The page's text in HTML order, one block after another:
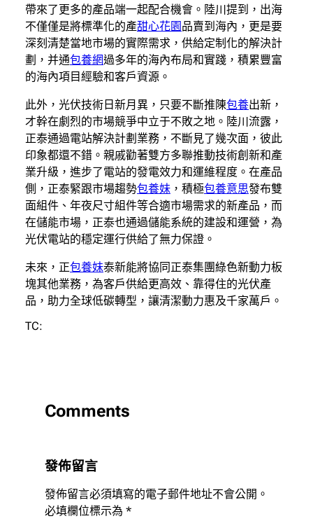
帶來了更多的產品端一起配合機會。陸川提到，出海
不僅僅是將標準化的產甜心花園品賣到海內，更是要
深刻清楚當地市場的實際需求，供給定制化的解決計
劃，并通包養網過多年的海內布局和實踐，積累豐富
的海內項目經驗和客戶資源。
此外，光伏技術日新月異，只要不斷推陳包養出新，
才幹在劇烈的市場競爭中立于不敗之地。陸川流露，
正泰通過電站解決計劃業務，不斷見了幾次面，彼此
印象都還不錯。親戚勸著雙方多聯推動技術創新和產
業升級，進步了電站的發電效力和運維程度。在產品
側，正泰緊跟市場趨勢包養妹 ，積極包養意思發布雙
面組件、年夜尺寸組件等合適市場需求的新產品，而
在儲能市場，正泰也通過儲能系統的建設和運營，為
光伏電站的穩定運行供給了無力保證。
未來，正包養妹泰新能將協同正泰集團綠色新動力板
塊其他業務，為客戶供給更高效、靠得住的光伏產
品，助力全球低碳轉型，讓清潔動力惠及千家萬戶。
TC:
Comments
發佈留言
發佈留言必須填寫的電子郵件地址不會公開。
必填欄位標示為 *